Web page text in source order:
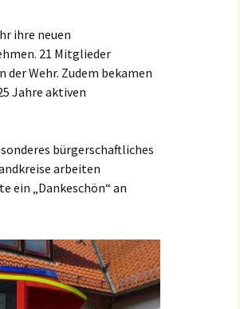
2020
2019
2017
2016
ihre neuen
21 Mitglieder
Wehr. Zudem bekamen
Jahre aktiven
bürgerschaftliches
arbeiten
ein „Dankeschön“ an